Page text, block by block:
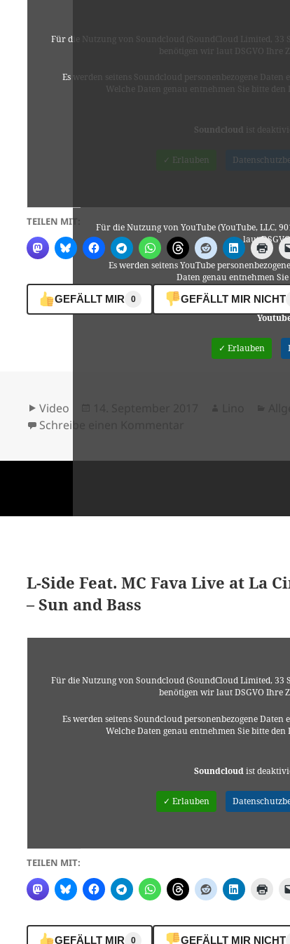
Für die Nutzung von YouTube (YouTube, LLC,
laut
Es werden seitens YouTube
Daten genau entnehmen
✓ Erlauben
Für die Nutzung von Soundcloud (SoundCloud Limited, 33
benötigen wir laut DSGVO Ihre
Es werden seitens Soundcloud personenbezogene
Welche Daten genau entnehmen Sie bitte
Soundcloud ist
✓ Erlauben
TEILEN MIT:
GEFÄLLT MIR 0 GEFÄLLT MIR NICHT
Format
Video
Schreibe einen Kommentar
L-Side Feat. MC Fava Live at La
– Sun and Bass
Für die Nutzung von Soundcloud (SoundCloud Limited, 33
benötigen wir laut DSGVO Ihre
Es werden seitens Soundcloud personenbezogene
Welche Daten genau entnehmen Sie bitte
Soundcloudist
✓ Erlauben
TEILEN MIT:
GEFÄLLT MIR 0 GEFÄLLT MIR NICHT